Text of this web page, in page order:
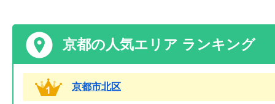
京都の人気エリア ランキング
京都市北区